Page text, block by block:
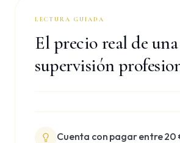
LECTURA GUIADA
El precio real de una
supervisión
Cuenta con pagar entre 20